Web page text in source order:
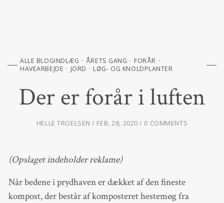
ALLE BLOGINDLÆG ÅRETS GANG
FORÅR
HAVEARBEJDE
JORD LØG- OG KNOLDPLANTER
Der er forår i luften
HELLE TROELSEN FEB, 28, 2020 0 COMMENTS
(Opslaget indeholder reklame)
Når bedene i prydhaven er dækket af den fineste
kompost, der består af komposteret hestemøg fra